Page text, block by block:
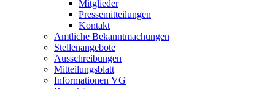
Mitglieder
Pressemitteilungen
Kontakt
Amtliche Bekanntmachungen
Stellenangebote
Ausschreibungen
Mitteilungsblatt
Informationen VG